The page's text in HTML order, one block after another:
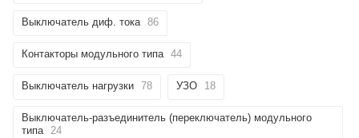
Выключатель диф. тока 86
Контакторы модульного типа 44
Выключатель нагрузки 78 УЗО 18
Выключатель-разъединитель (переключатель) модульного
типа 24